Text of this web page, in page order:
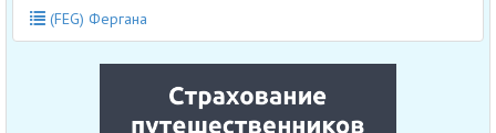
(FEG) Фергана